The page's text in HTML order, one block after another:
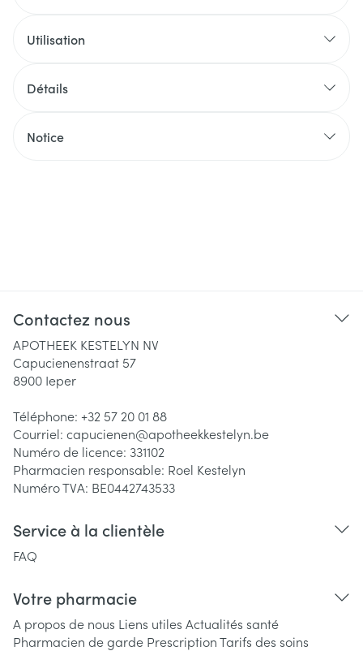
Utilisation
Détails
Notice
Contactez nous
APOTHEEK KESTELYN NV
Capucienenstraat 57
8900 Ieper
Téléphone: +32 57 20 01 88
Courriel: capucienen@apotheekkestelyn.be
Numéro de licence: 331102
Pharmacien responsable: Roel Kestelyn
Numéro TVA: BE0442743533
Service à la clientèle
FAQ
Votre pharmacie
A propos de nous Liens utiles Actualités santé
Pharmacien de garde PrescriptionTarifs des soins